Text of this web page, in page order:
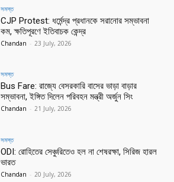
সমস্ত
CJP Protest: ধর্মেন্দ্র প্রধানকে সরানোর সম্ভাবনা
কম, ক্ষতিপূরণে ইতিবাচক কেন্দ্র
Chandan - 23 July, 2026
সমস্ত
Bus Fare: রাজ্যে বেসরকারি বাসের ভাড়া বাড়ার
সম্ভাবনা, ইঙ্গিত দিলেন পরিবহন মন্ত্রী অর্জুন সিং
Chandan - 21 July, 2026
সমস্ত
ODI: রোহিতের সেঞ্চুরিতেও হল না শেষরক্ষা, সিরিজ হারল
ভারত
Chandan - 20 July, 2026